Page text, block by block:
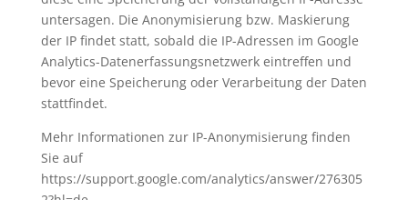
untersagen. Die Anonymisierung bzw. Maskierung
der IP findet statt, sobald die IP-Adressen im Google
Analytics-Datenerfassungsnetzwerk eintreffen und
bevor eine Speicherung oder Verarbeitung der Daten
stattfindet.
Mehr Informationen zur IP-Anonymisierung finden
Sie auf
https://support.google.com/analytics/answer/276305